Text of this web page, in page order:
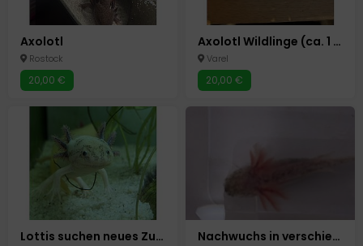
Axolotl
Rostock
20,00 €
Axolotl Wildlinge (ca. 1 Jahr alt) in Varel abzugeben!
Varel
20,00 €
Lottis suchen neues Zuhause Nachwuchs in verschiedenen Farben